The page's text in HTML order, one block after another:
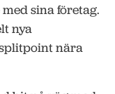
sina företag.
nya
nära